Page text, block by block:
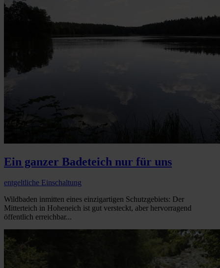
Ein ganzer Badeteich nur für uns
entgeltliche Einschaltung
Wildbaden inmitten eines einzigartigen Schutzgebiets: Der
Mitterteich in Hoheneich ist gut versteckt, aber hervorragend
öffentlich erreichbar...